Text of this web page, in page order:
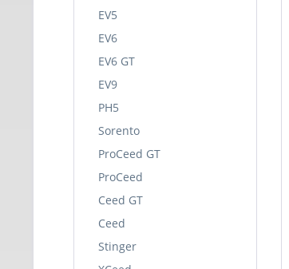
9x20
7x19
EV5
EV6
EV6 GT
EV9
PH5
Sorento
ProCeed GT
ProCeed
Ceed GT
Ceed
Stinger